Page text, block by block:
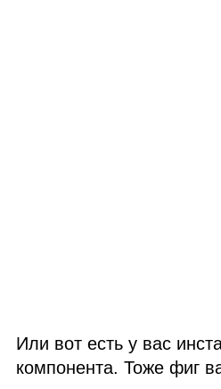
Или вот есть у вас
компонента. Тоже фиг